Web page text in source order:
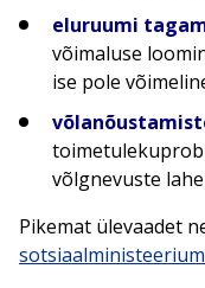
eluruumi
võimaluse
ise pole
võlgnevuste
Pikemat ülevaadet